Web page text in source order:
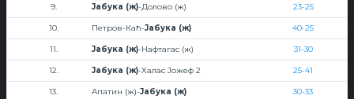
9. Јабука (ж)-Долово (ж) 23-25
10. Петров-Каћ-Јабука (ж) 40-25
11. Јабука (ж)-Нафтагас (ж) 31-30
12. Јабука (ж)-Халас Јожеф 2 25-41
13. Апатин (ж)-Јабука (ж) 30-33